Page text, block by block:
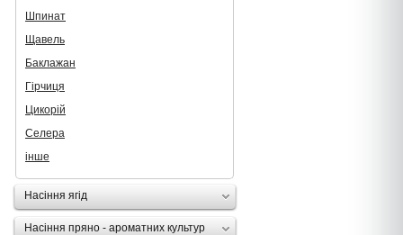
Шпинат
Щавель
Баклажан
Гірчиця
Цикорій
Селера
інше
Насіння ягід
Насіння пряно - ароматних культур